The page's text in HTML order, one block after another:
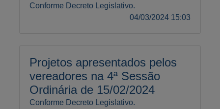
Conforme Decreto Legislativo.
04/03/2024 15:03
Projetos apresentados pelos
vereadores na 4ª Sessão
Ordinária de 15/02/2024
Conforme Decreto Legislativo.